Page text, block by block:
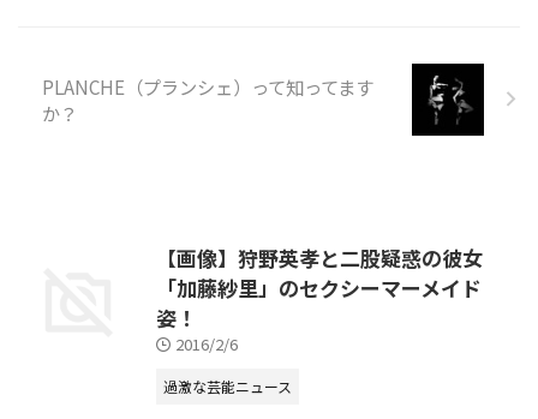
レ！
PLANCHE（プランシェ）って知ってます
か？
【画像】狩野英孝と二股疑惑の彼女
「加藤紗里」のセクシーマーメイド
姿！
2016/2/6
過激な芸能ニュース